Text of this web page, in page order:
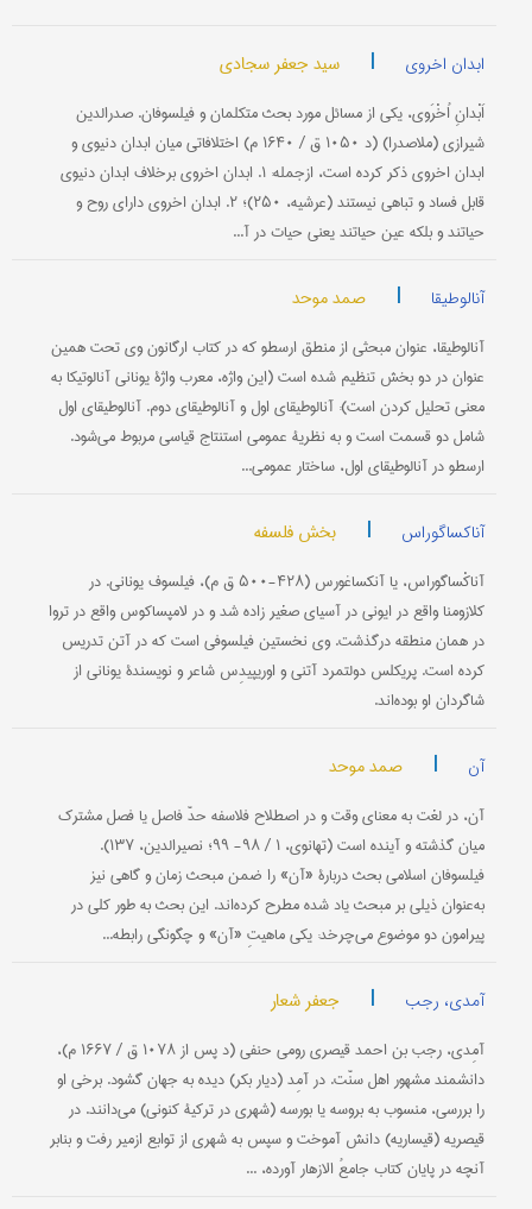
ابدان اخروی | سید جعفر سجادی
اَبْدانِ اُخْرَوی، یکی از مسائل مورد بحث متکلمان و فیلسوفان. صدرالدین
شیرازی (ملاصدرا) (د ۱۰۵۰ ق / ۱۶۴۰ م) اختلافاتی میان ابدان دنیوی و
ابدان اخروی ذکر کرده است، از‌جمله: ۱. ابدان اخروی برخلاف ابدان دنیوی
قابل فساد و تباهی نیستند (عرشیه، ۲۵۰)؛ ۲. ابدان اخروی دارای روح و
حیاتند و بلکه عین حیاتند یعنی حیات در آ...
آنالوطیقا | صمد موحد
آنالوطیقا، عنوان مبحثی از منطق ارسطو كه در كتاب ارگانون وی تحت همین
عنوان در دو بخش تنظیم شده است (این واژه، معرب واژۀ یونانی آنالوتیكا به
معنی تحلیل كردن است): آنالوطیقای اول و آنالوطیقای دوم. آنالوطیقای اول
شامل دو قسمت است و به نظریۀ عمومی استنتاج قیاسی مربوط می‌‌شود.
ارسطو در آنالوطیقای اول‌، ساختار عمومی...
آناکساگوراس | بخش فلسفه
آناكْساگوراس، یا آنكساغورس (۴۲۸-۵۰۰ ق م)، فیلسوف یونانی. در
كلازومنا واقع در ایونی در آسیای صغیر زاده شد و در لامپساكوس واقع در تروا
در همان منطقه درگذشت. وی نخستین فیلسوفی است كه در آتن تدریس
كرده است. پریكلس دولتمرد آتنی و اوریپیدِس شاعر و نویسندۀ یونانی از
شاگردان او بوده‌اند.
آن | صمد موحد
آن، در لغت به معنای وقت و در اصطلاح فلاسفه حدّ فاصل یا فصل مشترک
میان گذشته و آینده است (تهانوی، ۱ / ۹۸- ۹۹؛ نصیرالدین، ۱۳۷).
فیلسوفان اسلامی بحث دربارۀ «آن» را ضمن مبحث زمان و گاهی نیز
به‌عنوان ذیلی بر مبحث یاد شده مطرح كرده‌اند. این بحث به طور كلی در
پیرامون دو موضوع می‌‌چرخد: یكی ماهیتِ «آن» و چگونگی رابطه...
آمدی، رجب | جعفر شعار
آمِدی، رجب بن احمد قیصری رومی حنفی (د پس از ۱۰۷۸ ق / ۱۶۶۷ م)،
دانشمند مشهور اهل سنّت. در آمِد (دیار بکر) دیده به جهان گشود. برخی او
را بررسی، منسوب به بروسه یا بورسه (شهری در ترکیۀ کنونی) می‌دانند. در
قیصریه (قیساریه) دانش آموخت و سپس به شهری از توابع ازمیر رفت و بنابر
آنچه در پایان کتاب جامعُ الازهار آورده، ...